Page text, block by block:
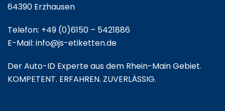
64390 Erzhausen
Telefon: +49 (0)6150 – 5421886
E-Mail: info@js-etiketten.de
Der Auto-ID Experte aus dem Rhein-Main Gebiet.
KOMPETENT. ERFAHREN. ZUVERLÄSSIG.